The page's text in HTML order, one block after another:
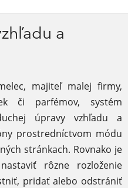
a
majiteľ malej firmy,
či parfémov, systém
úpravy vzhľadu a
prostredníctvom módu
stránkach. Rovnako je
rôzne rozloženie
pridať alebo odstrániť